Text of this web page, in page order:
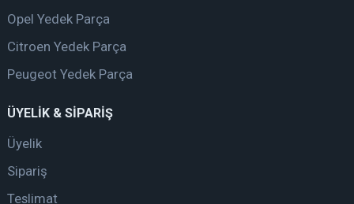
Opel Yedek Parça
Citroen Yedek Parça
Peugeot Yedek Parça
ÜYELİK & SİPARİŞ
Üyelik
Sipariş
Teslimat